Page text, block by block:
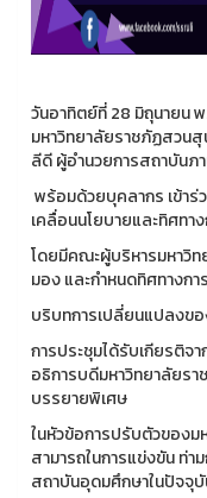
วันอาทิตย์ที่ 28 มิถุนายน
มหาวิทยาลัยราชภัฏสวน
ลีดี ผู้อำนวยการสถาบันภ
พร้อมด้วยบุคลากร เข้าร่
เคลื่อนนโยบายและทิศทา
โดยมีคณะผู้บริหารมหาวิท
มอง และกำหนดทิศทาง
บริบทการเปลี่ยนแปลงข
การประชุมได้รับเกียรติ
อธิการบดีมหาวิทยาลัยร
บรรยายพิเศษ
ในหัวข้อการปรับตัวของม
สามารถในการแข่งขัน ท่
สถาบันอุดมศึกษาในปัจจุ